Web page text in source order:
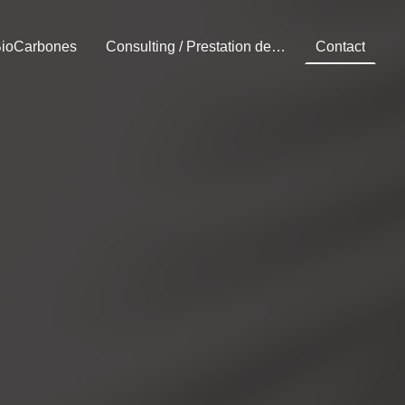
Consulting / Prestation de service Contact